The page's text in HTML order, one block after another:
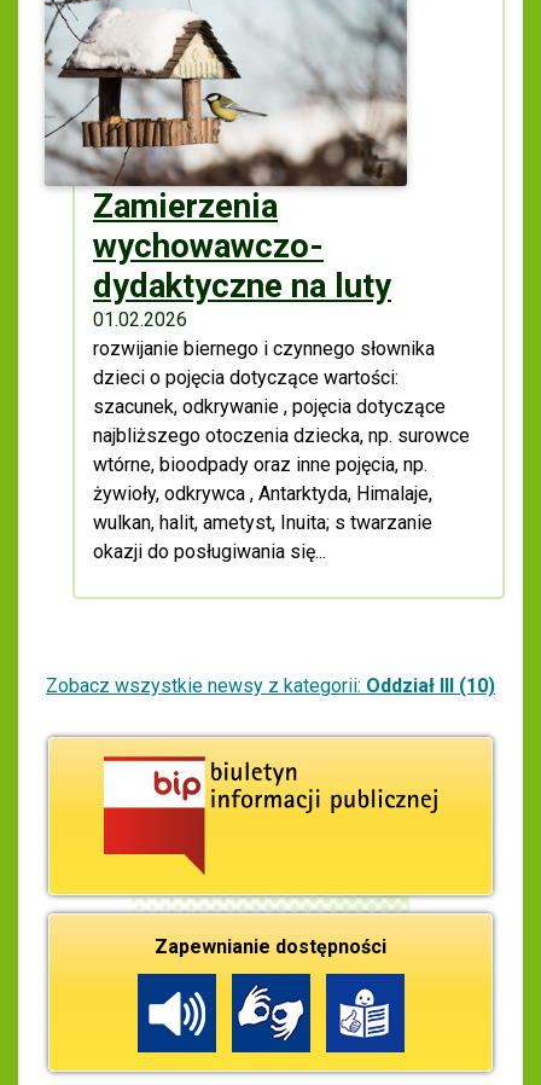
Zamierzenia
wychowawczo-
dydaktyczne na luty
01.02.2026
rozwijanie biernego i czynnego słownika
dzieci o pojęcia dotyczące wartości:
szacunek, odkrywanie , pojęcia dotyczące
najbliższego otoczenia dziecka, np. surowce
wtórne, bioodpady oraz inne pojęcia, np.
żywioły, odkrywca , Antarktyda, Himalaje,
wulkan, halit, ametyst, Inuita; s twarzanie
okazji do posługiwania się...
Zobacz wszystkie newsy z kategorii: Oddział III (10)
Zapewnianie dostępności